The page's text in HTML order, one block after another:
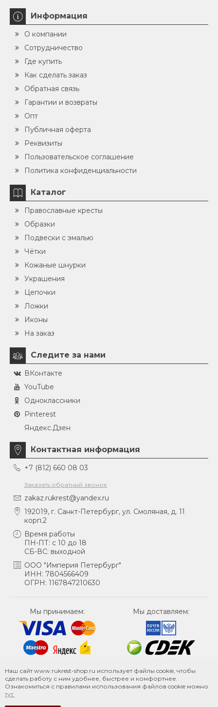
Информация
О компании
Сотрудничество
Где купить
Как сделать заказ
Обратная связь
Гарантии и возвраты
Опт
Публичная оферта
Реквизиты
Пользовательское соглашение
Политика конфиденциальности
Каталог
Православные кресты
Образки
Подвески с эмалью
Чётки
Кожаные шнурки
Украшения
Цепочки
Ложки
Иконы
На заказ
Следите за нами
ВКонтакте
YouTube
Одноклассники
Pinterest
Яндекс.Дзен
Контактная информация
+7 (812) 660 08 03
Заказать обратный звонок
zakaz.rukrest@yandex.ru
192019, г. Санкт-Петербург, ул. Смоляная, д. 11
корп.2
Время работы
ПН-ПТ: с 10 до 18
СБ-ВС: выходной
ООО "Империя Петербург"
ИНН: 7804566409
ОГРН: 1167847210630
Мы принимаем: Мы доставляем:
Наш сайт www.rukrest-shop.ru использует файлы cookie, чтобы
сделать работу с ним удобнее, быстрее и комфортнее.
Ознакомиться с правилами использования файлов cookie можно
тут.